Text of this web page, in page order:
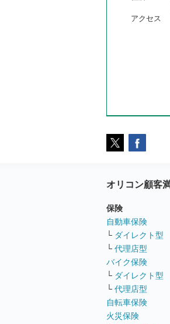
オリコン顧客
保険
自動車保険
└ ダイレクト型
└ 代理店型
バイク保険
└ ダイレクト型
└ 代理店型
自転車保険
火災保険